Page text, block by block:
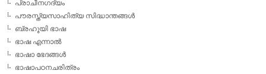
പ്രാചീനഗദ്യം
പൗരസ്ത്യസാഹിത്യ സിദ്ധാന്തങ്ങള്‍
ബ്രഹൂയി ഭാഷ
ഭാഷ എന്നാല്‍
ഭാഷാ ഭേദങ്ങള്‍
ഭാഷാപഠനചരിത്രം